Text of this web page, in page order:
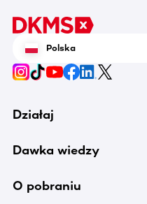
Polska
Działaj
Dawka wiedzy
O pobraniu